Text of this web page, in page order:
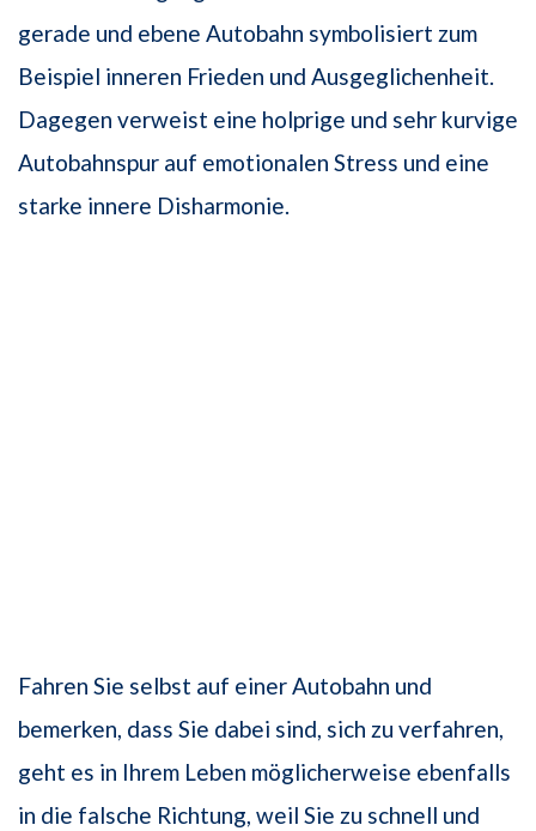
gerade und ebene Autobahn symbolisiert zum
Beispiel inneren Frieden und Ausgeglichenheit.
Dagegen verweist eine holprige und sehr kurvige
Autobahnspur auf emotionalen Stress und eine
starke innere Disharmonie.
Fahren Sie selbst auf einer Autobahn und
bemerken, dass Sie dabei sind, sich zu verfahren,
geht es in Ihrem Leben möglicherweise ebenfalls
in die falsche Richtung, weil Sie zu schnell und